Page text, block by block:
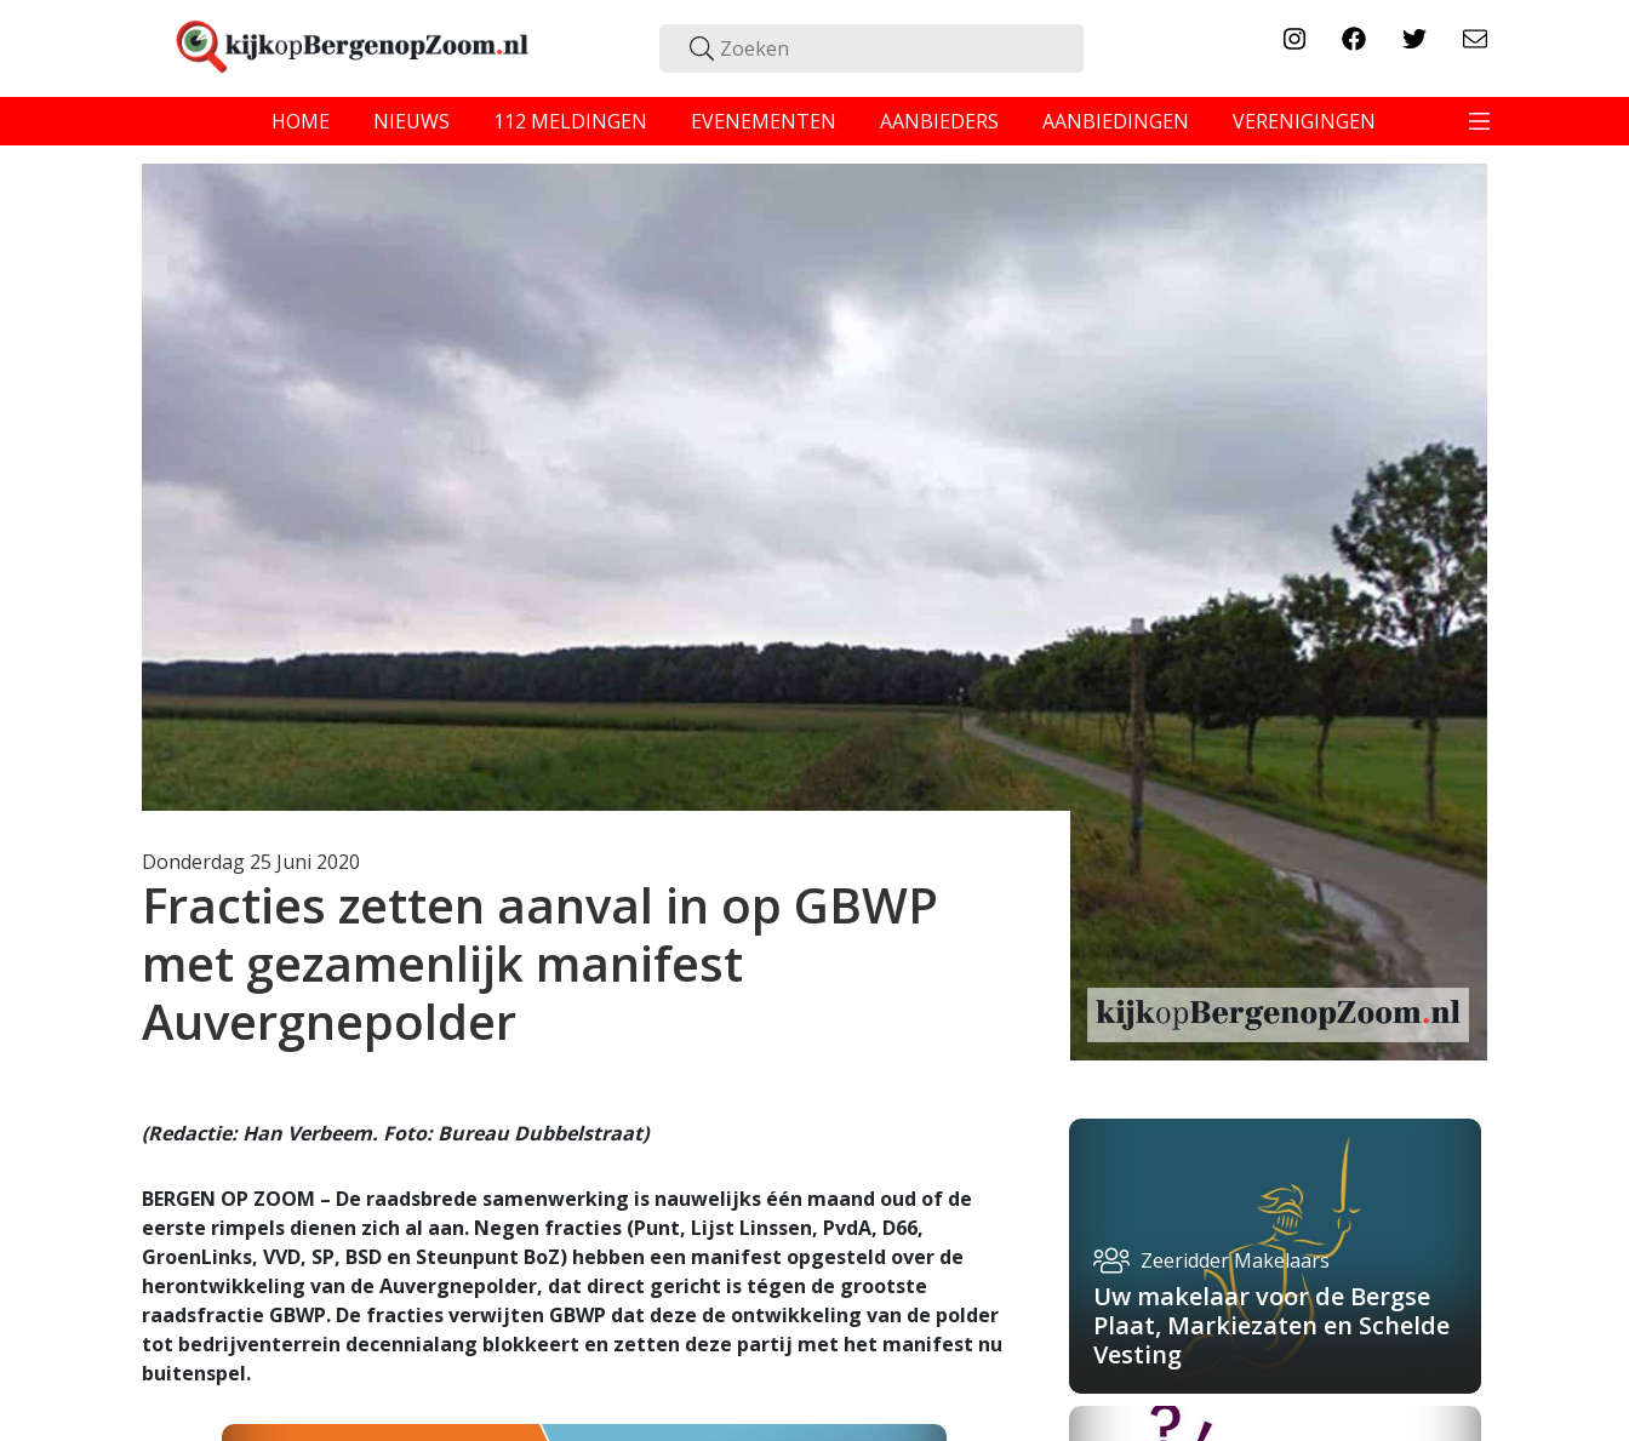
HOME NIEUWS 112 MELDINGEN EVENEMENTEN AANBIEDERS AANBIEDINGEN VERENIGINGEN
Donderdag 25 Juni 2020
Fracties zetten aanval in op GBWP
met gezamenlijk manifest
Auvergnepolder
(Redactie: Han Verbeem. Foto: Bureau Dubbelstraat)
BERGEN OP ZOOM – De raadsbrede samenwerking is nauwelijks één maand oud of de
eerste rimpels dienen zich al aan. Negen fracties (Punt, Lijst Linssen, PvdA, D66,
GroenLinks, VVD, SP, BSD en Steunpunt BoZ) hebben een manifest opgesteld over de
herontwikkeling van de Auvergnepolder, dat direct gericht is tégen de grootste
raadsfractie GBWP. De fracties verwijten GBWP dat deze de ontwikkeling van de polder
tot bedrijventerrein decennialang blokkeert en zetten deze partij met het manifest nu
buitenspel.
Zeeridder Makelaars
Uw makelaar voor de Bergse
Plaat, Markiezaten en Schelde
Vesting